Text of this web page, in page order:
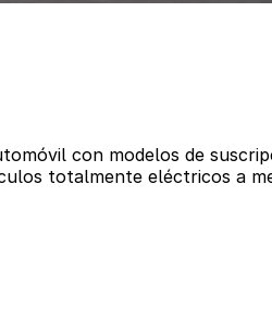
con modelos de
totalmente eléctricos a